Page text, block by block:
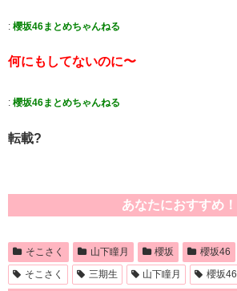
: 櫻坂46まとめちゃんねる
何にもしてないのに〜
: 櫻坂46まとめちゃんねる
転載?
あなたにおすすめ！
そこさく 山下瞳月 櫻坂 櫻坂46
そこさく
三期生 山下瞳月 櫻坂46